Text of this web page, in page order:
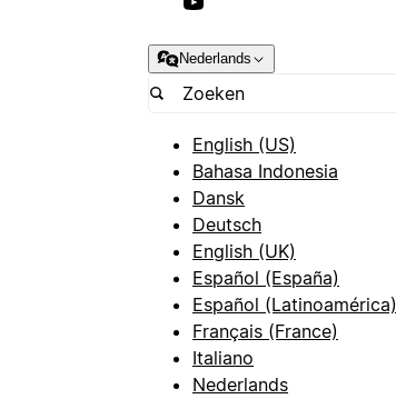
Nederlands
English (US)
Bahasa Indonesia
Dansk
Deutsch
English (UK)
Español (España)
Español (Latinoamérica)
Français (France)
Italiano
Nederlands